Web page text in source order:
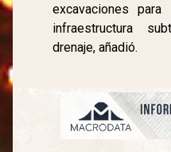
excavaciones
infraestructura
drenaje, añadió.